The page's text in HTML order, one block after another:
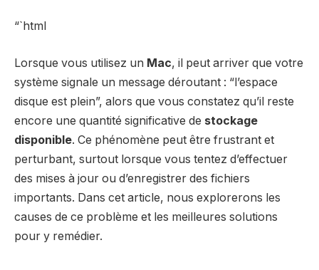
“`html
Lorsque vous utilisez un Mac, il peut arriver que votre
système signale un message déroutant : “l’espace
disque est plein”, alors que vous constatez qu’il reste
encore une quantité significative de stockage
disponible. Ce phénomène peut être frustrant et
perturbant, surtout lorsque vous tentez d’effectuer
des mises à jour ou d’enregistrer des fichiers
importants. Dans cet article, nous explorerons les
causes de ce problème et les meilleures solutions
pour y remédier.